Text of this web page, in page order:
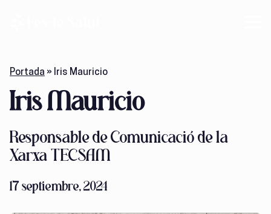
Portada » Iris Mauricio
Iris Mauricio
Responsable de Comunicació de la
Xarxa TECSAM
17 septiembre, 2024